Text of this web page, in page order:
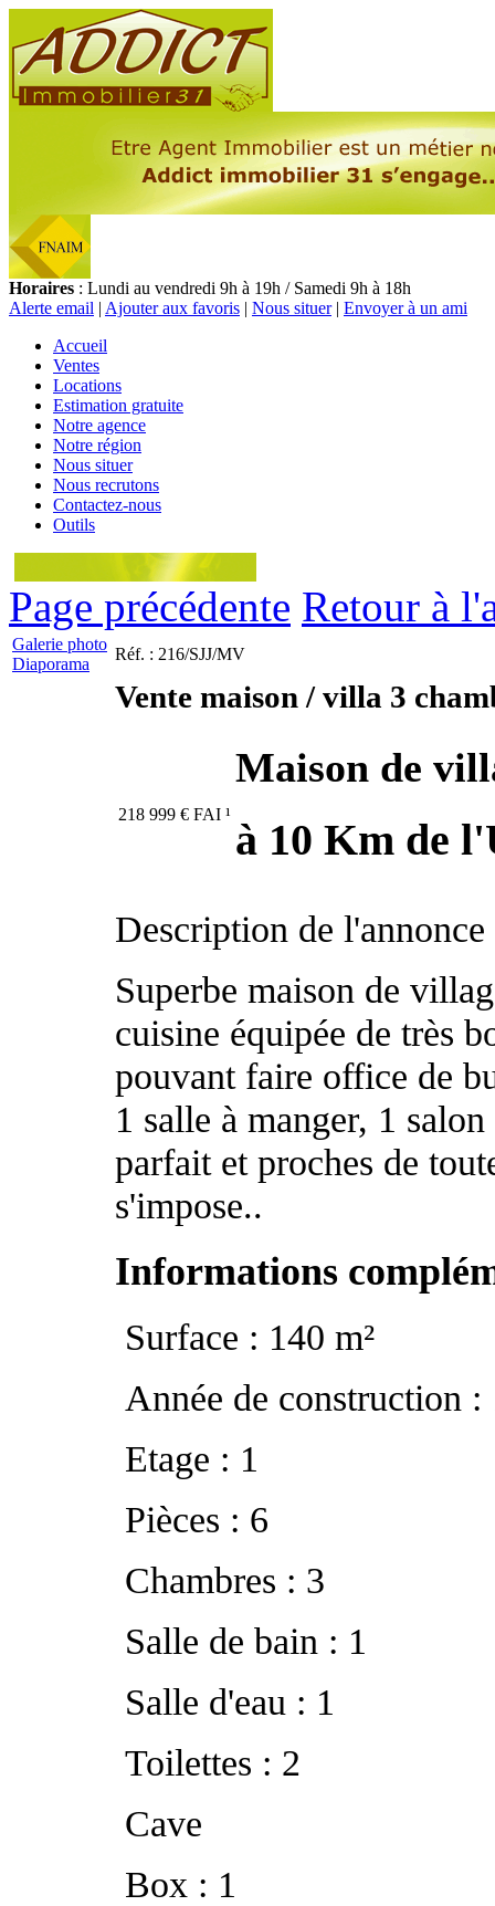
Horaires : Lundi au vendredi 9h à 19h / Samedi 9h à 18h
Alerte email | Ajouter aux favoris | Nous situer| Envoyer à un ami
Accueil
Ventes
Locations
Estimation gratuite
Notre agence
Notre région
Nous situer
Nous recrutons
Contactez-nous
Outils
Page précédente Retour à
Galerie photo
Diaporama
Réf. : 216/SJJ/MV
Vente maison / villa 3
218 999 € FAI ¹
Maison de
à 10 Km de
Description de l'annonce
Superbe maison de
cuisine équipée de très
pouvant faire office de
1 salle à manger, 1
parfait et proches de
s'impose..
Informations
Surface : 140 m²
Année de construction :
Etage : 1
Pièces : 6
Chambres : 3
Salle de bain : 1
Salle d'eau : 1
Toilettes : 2
Cave
Box : 1